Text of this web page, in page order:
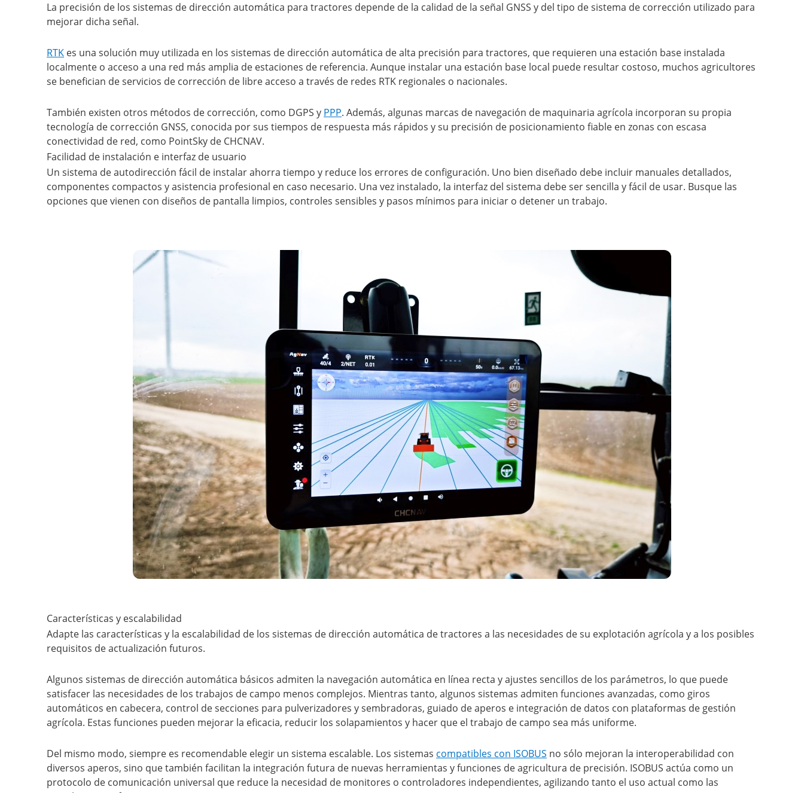
La precisión de los sistemas de dirección automática para tractores depende de la calidad de la señal GNSS y del tipo de sistema de corrección utilizado para
mejorar dicha señal.
RTK es una solución muy utilizada en los sistemas de dirección automática de alta precisión para tractores, que requieren una estación base instalada
localmente o acceso a una red más amplia de estaciones de referencia. Aunque instalar una estación base local puede resultar costoso, muchos agricultores
se benefician de servicios de corrección de libre acceso a través de redes RTK regionales o nacionales.
También existen otros métodos de corrección, como DGPS y PPP. Además, algunas marcas de navegación de maquinaria agrícola incorporan su propia
tecnología de corrección GNSS, conocida por sus tiempos de respuesta más rápidos y su precisión de posicionamiento fiable en zonas con escasa
conectividad de red, como PointSky de CHCNAV.
Facilidad de instalación e interfaz de usuario
Un sistema de autodirección fácil de instalar ahorra tiempo y reduce los errores de configuración. Uno bien diseñado debe incluir manuales detallados,
componentes compactos y asistencia profesional en caso necesario. Una vez instalado, la interfaz del sistema debe ser sencilla y fácil de usar. Busque las
opciones que vienen con diseños de pantalla limpios, controles sensibles y pasos mínimos para iniciar o detener un trabajo.
Características y escalabilidad
Adapte las características y la escalabilidad de los sistemas de dirección automática de tractores a las necesidades de su explotación agrícola y a los posibles
requisitos de actualización futuros.
Algunos sistemas de dirección automática básicos admiten la navegación automática en línea recta y ajustes sencillos de los parámetros, lo que puede
satisfacer las necesidades de los trabajos de campo menos complejos. Mientras tanto, algunos sistemas admiten funciones avanzadas, como giros
automáticos en cabecera, control de secciones para pulverizadores y sembradoras, guiado de aperos e integración de datos con plataformas de gestión
agrícola. Estas funciones pueden mejorar la eficacia, reducir los solapamientos y hacer que el trabajo de campo sea más uniforme.
Del mismo modo, siempre es recomendable elegir un sistema escalable. Los sistemas compatibles con ISOBUS no sólo mejoran la interoperabilidad con
diversos aperos, sino que también facilitan la integración futura de nuevas herramientas y funciones de agricultura de precisión. ISOBUS actúa como un
protocolo de comunicación universal que reduce la necesidad de monitores o controladores independientes, agilizando tanto el uso actual como las